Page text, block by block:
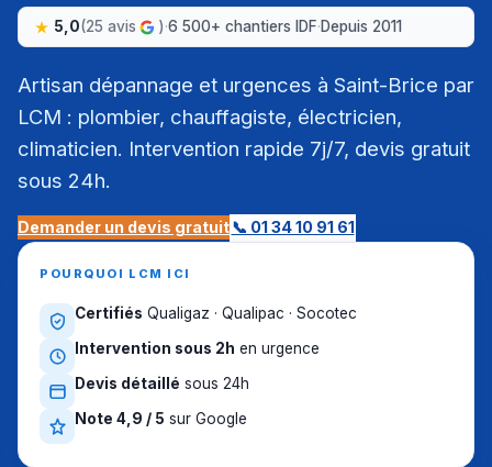
5,0(25 avis )·6 500+ chantiers IDF·Depuis 2011
Artisan dépannage et urgences à Saint-Brice par
LCM : plombier, chauffagiste, électricien,
climaticien. Intervention rapide 7j/7, devis gratuit
sous 24h.
Demander un devis gratuit📞 01 34 10 91 61
POURQUOI LCM ICI
Certifiés Qualigaz · Qualipac · Socotec
Intervention sous 2h en urgence
Devis détaillé sous 24h
Note 4,9 / 5 sur Google